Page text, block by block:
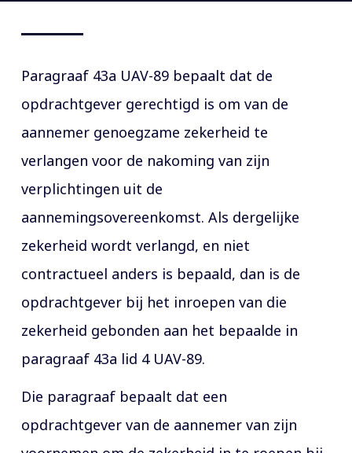
Paragraaf 43a UAV-89 bepaalt dat de
opdrachtgever gerechtigd is om van de
aannemer genoegzame zekerheid te
verlangen voor de nakoming van zijn
verplichtingen uit de
aannemingsovereenkomst. Als dergelijke
zekerheid wordt verlangd, en niet
contractueel anders is bepaald, dan is de
opdrachtgever bij het inroepen van die
zekerheid gebonden aan het bepaalde in
paragraaf 43a lid 4 UAV-89.
Die paragraaf bepaalt dat een
opdrachtgever van de aannemer van zijn